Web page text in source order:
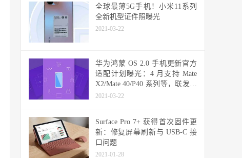
全球最薄5G手机！小米11系列
全新机型证件照曝光
2021-03-22
华为鸿蒙 OS 2.0 手机更新官方
适配计划曝光：4 月支持 Mate
X2/Mate 40/P40 系列等，联发科
天玑机型可能无缘
2021-03-22
Surface Pro 7+ 获得首次固件更
新：修复屏幕刷新与 USB-C 接
口问题
2021-01-28